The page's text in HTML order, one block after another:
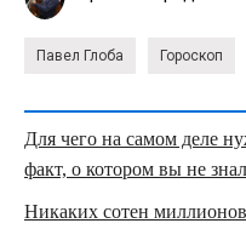
Павел Глоба Гороскоп
Для чего на самом деле
факт, о котором вы не
Никаких сотен